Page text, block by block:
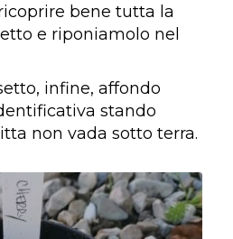
bene tutta la
e riponiamolo nel
infine, affondo
stando
non vada sotto terra.